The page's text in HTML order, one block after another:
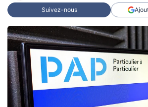
Suivez-nous